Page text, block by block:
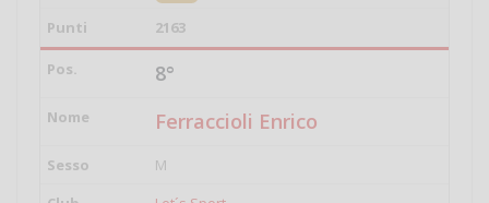
2163
8°
Ferraccioli Enrico
M